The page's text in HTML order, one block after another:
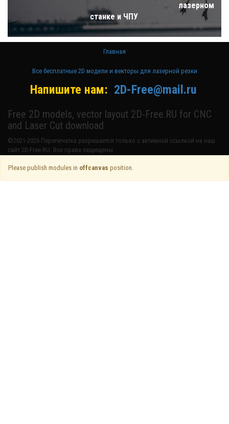
лазерном
станке и ЧПУ
Главная
Все бесплатные 2D модели и векторы для лазерной резки
Напишите нам: 2D-Free@mail.ru
Free 2D models, vector layout 2D-Free.RU for CNC
and Laser Cut download
©2021-2026 Перепечатка разрешается только с активной ссылкой на наш
сайт 2D-Free.RU. Все права защищены.
Please publish modules in offcanvas position.